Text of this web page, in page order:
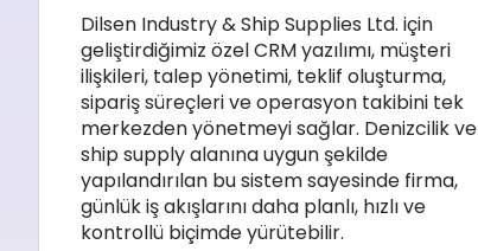
Dilsen Industry & Ship Supplies Ltd. için
geliştirdiğimiz özel CRM yazılımı, müşteri
ilişkileri, talep yönetimi, teklif oluşturma,
sipariş süreçleri ve operasyon takibini tek
merkezden yönetmeyi sağlar. Denizcilik ve
ship supply alanına uygun şekilde
yapılandırılan bu sistem sayesinde firma,
günlük iş akışlarını daha planlı, hızlı ve
kontrollü biçimde yürütebilir.